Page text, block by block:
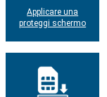
Applicare una
proteggi schermo